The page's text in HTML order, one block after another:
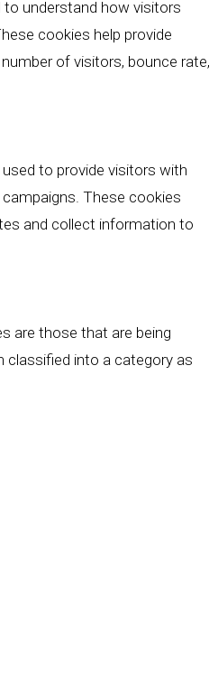
understand how visitors
cookies help provide
of visitors, bounce rate,
to provide visitors with
These cookies
and collect information to
are those that are being
classified into a category as